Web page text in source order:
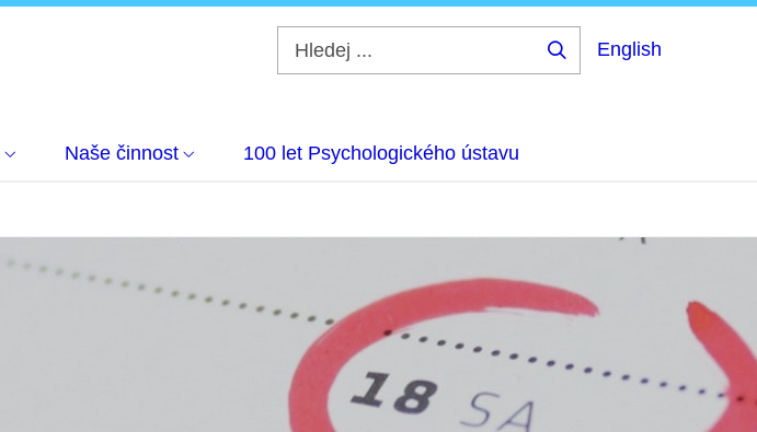
English
Naše činnost 100 let Psychologického ústavu